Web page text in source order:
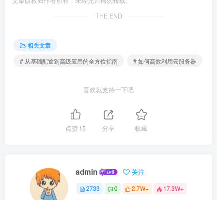
THE END
相关文章
# 从基础配置到高级应用的全方位指南
# 如何高效利用云服务器
喜欢就支持一下吧
点赞15 分享 收藏
admin 关注
2733 0 2.7W+ 17.3W+